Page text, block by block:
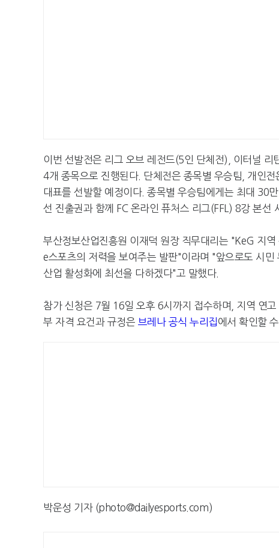
이번 선발전은 리그 오브 레전드(5인 단체전), 이터널
4개 종목으로 진행된다. 단체전은 종목별 우승팀, 개인
대표를 선발할 예정이다. 종목별 우승팀에게는 최대 30
선 진출권과 함께 FC 온라인 퓨처스 리그(FFL) 8강 본선
부산정보산업진흥원 이재덕 원장 직무대리는 "KeG 지
e스포츠의 저력을 보여주는 발판"이라며 "앞으로도 시
산업 활성화에 최선을 다하겠다"고 말했다.
참가 신청은 7월 16일 오후 6시까지 접수하며, 지역 연
부 자격 요건과 규정은 브레나 공식 누리집에서 확인할
박운성 기자 (photo@dailyesports.com)